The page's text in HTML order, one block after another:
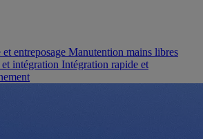
entreposage Manutention mains libres
intégration Intégration rapide et